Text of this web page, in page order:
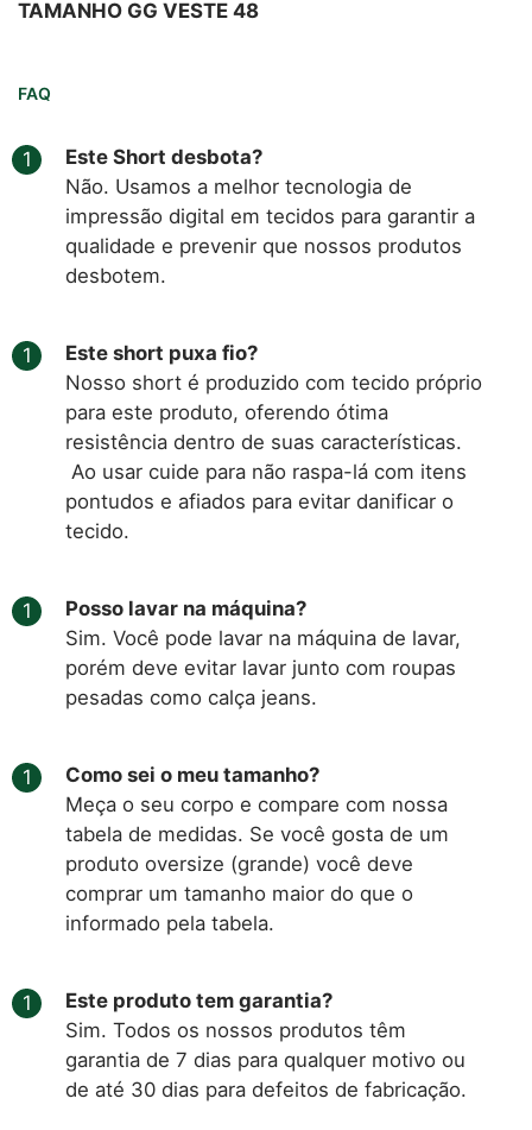
TAMANHO GG VESTE 48
FAQ
Este Short desbota?
Não. Usamos a melhor tecnologia de
impressão digital em tecidos para garantir a
qualidade e prevenir que nossos produtos
desbotem.
Este short puxa fio?
Nosso short é produzido com tecido próprio
para este produto, oferendo ótima
resistência dentro de suas características.
Ao usar cuide para não raspa-lá com itens
pontudos e afiados para evitar danificar o
tecido.
Posso lavar na máquina?
Sim. Você pode lavar na máquina de lavar,
porém deve evitar lavar junto com roupas
pesadas como calça jeans.
Como sei o meu tamanho?
Meça o seu corpo e compare com nossa
tabela de medidas. Se você gosta de um
produto oversize (grande) você deve
comprar um tamanho maior do que o
informado pela tabela.
Este produto tem garantia?
Sim. Todos os nossos produtos têm
garantia de 7 dias para qualquer motivo ou
de até 30 dias para defeitos de fabricação.